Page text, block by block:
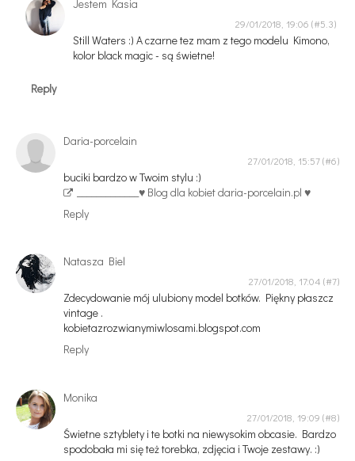
Jestem Kasia
29/01/2018, 19:06
Still Waters :) A czarne tez mam z tego modelu Kimono,
kolor black magic - są świetne!
Reply
Daria-porcelain
27/01/2018, 15:57
buciki bardzo w Twoim stylu :)
♥ Blog dla kobiet daria-porcelain.pl ♥
Reply
Natasza Biel
27/01/2018, 17:04
Zdecydowanie mój ulubiony model botków. Piękny płaszcz
vintage .
kobietazrozwianymiwlosami.blogspot.com
Reply
Monika
27/01/2018, 19:09
Świetne sztyblety i te botki na niewysokim obcasie. Bardzo
spodobała mi się też torebka, zdjęcia i Twoje zestawy. :)